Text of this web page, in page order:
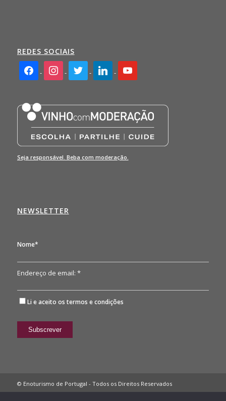
REDES SOCIAIS
facebook2instagramtwitter linkedin youtube
Seja responsável. Beba com moderação.
NEWSLETTER
Nome*
Endereço de email: *
Li e aceito os termos e condições
© Enoturismo de Portugal - Todos os Direitos Reservados
Política de Privacidade